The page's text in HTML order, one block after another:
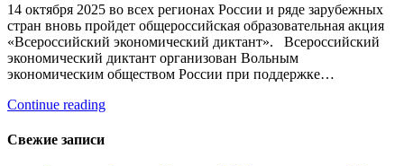
14 октября 2025 во всех регионах России и ряде зарубежных
стран вновь пройдет общероссийская образовательная акция
«Всероссийский экономический диктант». Всероссийский
экономический диктант организован Вольным
экономическим обществом России при поддержке…
Continue reading
Свежие записи